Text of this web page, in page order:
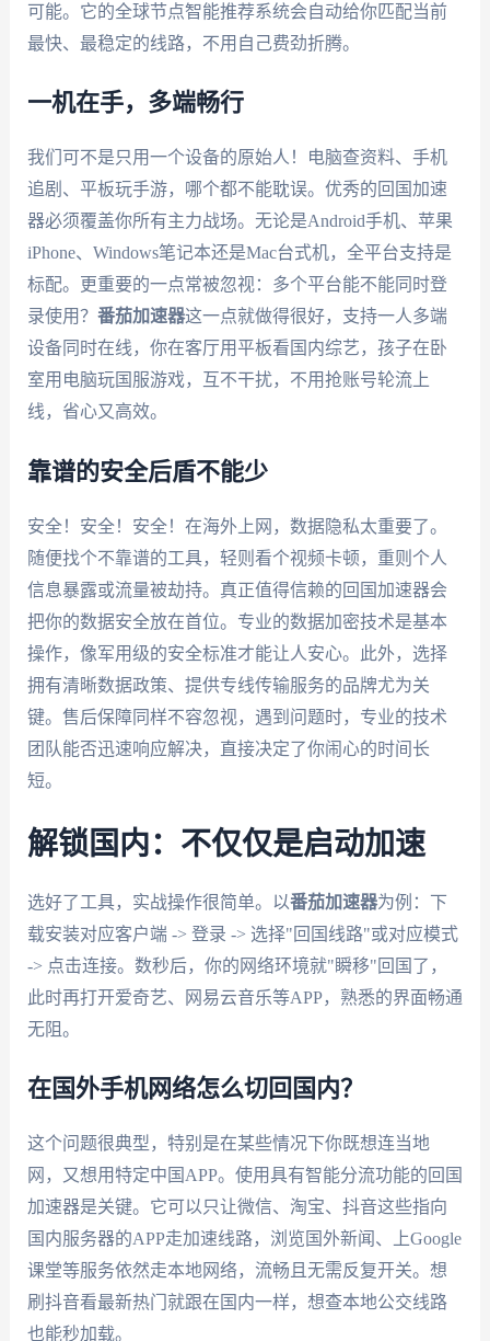
可能。它的全球节点智能推荐系统会自动给你匹配当前
最快、最稳定的线路，不用自己费劲折腾。
一机在手，多端畅行
我们可不是只用一个设备的原始人！电脑查资料、手机
追剧、平板玩手游，哪个都不能耽误。优秀的回国加速
器必须覆盖你所有主力战场。无论是Android手机、苹果
iPhone、Windows笔记本还是Mac台式机，全平台支持是
标配。更重要的一点常被忽视：多个平台能不能同时登
录使用？ 番茄加速器这一点就做得很好，支持一人多端
设备同时在线，你在客厅用平板看国内综艺，孩子在卧
室用电脑玩国服游戏，互不干扰，不用抢账号轮流上
线，省心又高效。
靠谱的安全后盾不能少
安全！安全！安全！在海外上网，数据隐私太重要了。
随便找个不靠谱的工具，轻则看个视频卡顿，重则个人
信息暴露或流量被劫持。真正值得信赖的回国加速器会
把你的数据安全放在首位。专业的数据加密技术是基本
操作，像军用级的安全标准才能让人安心。此外，选择
拥有清晰数据政策、提供专线传输服务的品牌尤为关
键。售后保障同样不容忽视，遇到问题时，专业的技术
团队能否迅速响应解决，直接决定了你闹心的时间长
短。
解锁国内：不仅仅是启动加速
选好了工具，实战操作很简单。以番茄加速器为例：下
载安装对应客户端 -> 登录 -> 选择"回国线路"或对应模式
-> 点击连接。数秒后，你的网络环境就"瞬移"回国了，
此时再打开爱奇艺、网易云音乐等APP，熟悉的界面畅通
无阻。
在国外手机网络怎么切回国内？
这个问题很典型，特别是在某些情况下你既想连当地
网，又想用特定中国APP。使用具有智能分流功能的回国
加速器是关键。它可以只让微信、淘宝、抖音这些指向
国内服务器的APP走加速线路，浏览国外新闻、上Google
课堂等服务依然走本地网络，流畅且无需反复开关。想
刷抖音看最新热门就跟在国内一样，想查本地公交线路
也能秒加载。